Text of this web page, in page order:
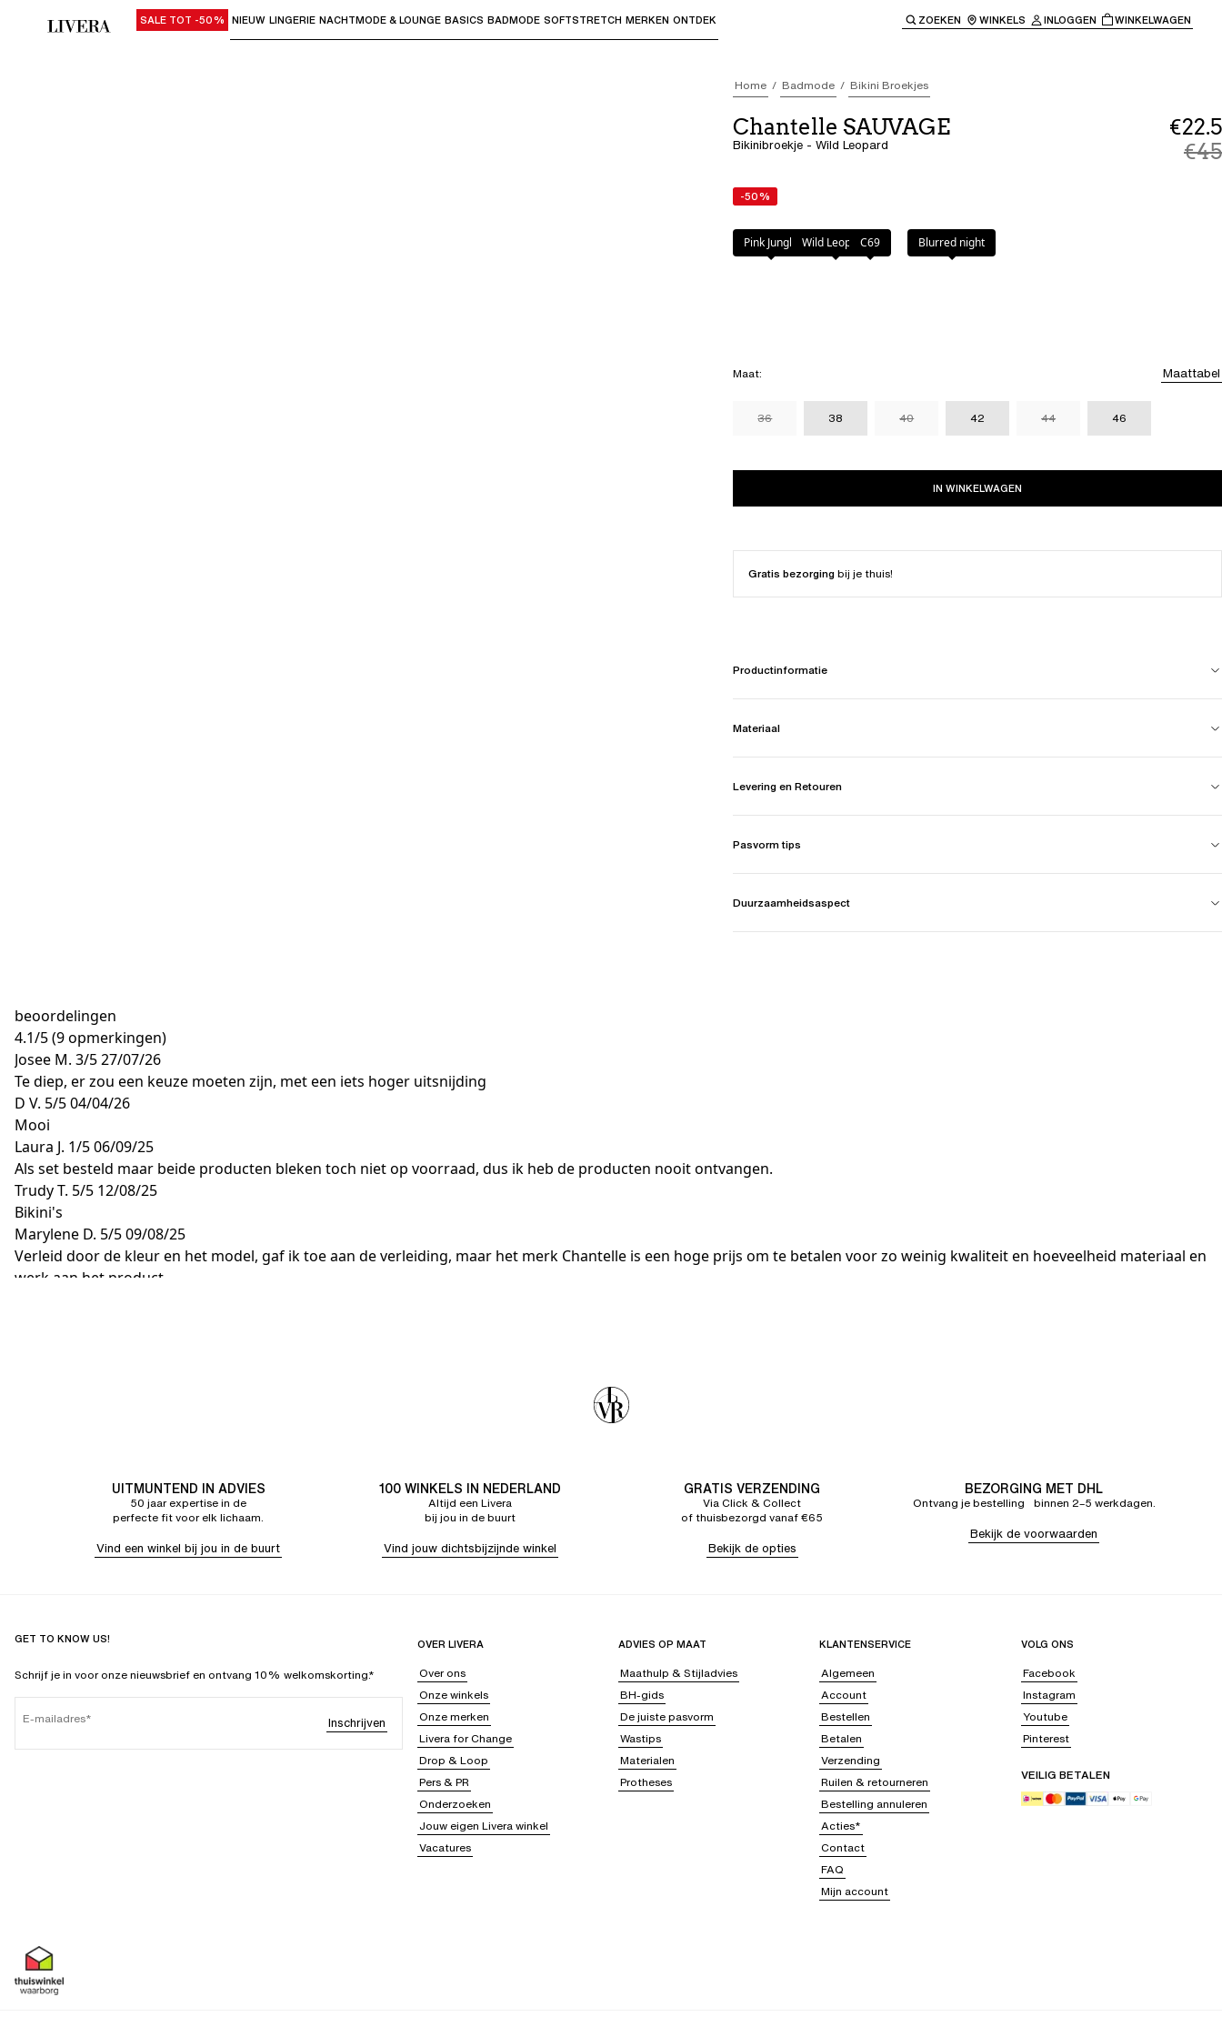
Gebruik "Pijl omlaag" of "Enter" om submenu's te openen en "Pijl omhoog" of "Escape" om terug te keren naar de hoofdnavigatie.
SALE TOT -50% NIEUW LINGERIE NACHTMODE & LOUNGE BASICS BADMODE SOFTSTRETCH MERKEN ONTDEK ZOEKEN WINKELS INLOGGEN WINKELWAGEN
Home Badmode Bikini Broekjes
Chantelle SAUVAGE
Bikinibroekje - Wild Leopard
€22.5
€45
-50%
Kleur: Wild Leopard
Pink Jungle Wild LeopardC69 Blurred night
Maat: Maattabel
36 38 40 42 44 46
IN WINKELWAGEN
Gratis bezorgingbij je thuis!
Productinformatie
Materiaal
Levering en Retouren
Pasvorm tips
Duurzaamheidsaspect
beoordelingen
4.1/5(9 opmerkingen)
Josee M. 3/527/07/26
Te diep, er zou een keuze moeten zijn, met een iets hoger uitsnijding
D V. 5/504/04/26
Mooi
Laura J. 1/506/09/25
Als set besteld maar beide producten bleken toch niet op voorraad, dus ik heb de producten nooit ontvangen.
Trudy T. 5/5 12/08/25
Bikini's
Marylene D. 5/509/08/25
Verleid door de kleur en het model, gaf ik toe aan de verleiding, maar het merk Chantelle is een hoge prijs om te betalen voor zo weinig kwaliteit en hoeveelheid materiaal en
werk aan het product.....
UITMUNTEND IN ADVIES
50 jaar expertise in de
perfecte fit voor elk lichaam.
Vind een winkel bij jou in de buurt
100 WINKELS IN NEDERLAND
Altijd een Livera
bij jou in de buurt
Vind jouw dichtsbijzijnde winkel
GRATIS VERZENDING
Via Click & Collect
of thuisbezorgd vanaf €65
Bekijk de opties
BEZORGING MET DHL
Ontvang je bestelling binnen 2–5 werkdagen.
Bekijk de voorwaarden
GET TO KNOW US!
Schrijf je in voor onze nieuwsbrief en ontvang 10% welkomskorting.*
E-mailadres Inschrijven
OVER LIVERA
Over ons
Onze winkels
Onze merken
Livera for Change
Drop & Loop
Pers & PR
Onderzoeken
Jouw eigen Livera winkel
Vacatures
ADVIES OP MAAT
Maathulp & Stijladvies
BH-gids
De juiste pasvorm
Wastips
Materialen
Protheses
KLANTENSERVICE
Algemeen
Account
Bestellen
Betalen
Verzending
Ruilen & retourneren
Bestelling annuleren
Acties*
Contact
FAQ
Mijn account
VOLG ONS
Facebook
Instagram
Youtube
Pinterest
VEILIG BETALEN